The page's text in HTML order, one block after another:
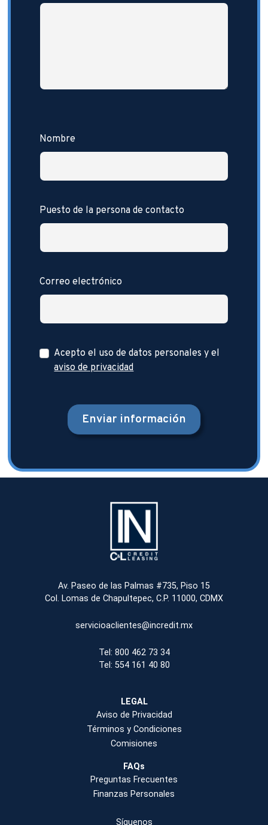
Nombre
Puesto de la persona de contacto
Correo electrónico
Acepto el uso de datos personales y el
aviso de privacidad
Enviar información
Dirección:
Av. Paseo de las Palmas #735, Piso 15
Col. Lomas de Chapultepec, C.P. 11000, CDMX
Correo electrónico:
servicioaclientes@incredit.mx
Teléfono:
Tel: 800 462 73 34
Tel: 554 161 40 80
LEGAL
Aviso de Privacidad
Términos y Condiciones
Comisiones
FAQs
Preguntas Frecuentes
Finanzas Personales
Síguenos